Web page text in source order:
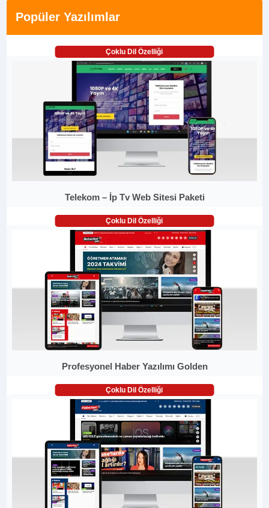
Popüler Yazılımlar
Çoklu Dil Özelliği
Telekom – İp Tv Web Sitesi Paketi
Çoklu Dil Özelliği
Profesyonel Haber Yazılımı Golden
Çoklu Dil Özelliği